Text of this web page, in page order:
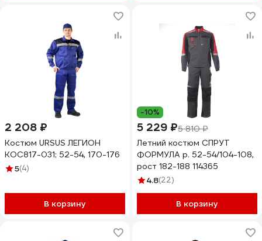
2 208 ₽
Костюм URSUS ЛЕГИОН
КОС817-031; 52-54, 170-176
5(4)
В корзину
-10%
5 229 ₽5 810 ₽
Летний костюм СПРУТ
ФОРМУЛА р. 52-54/104-108,
рост 182-188 114365
4.8(22)
В корзину